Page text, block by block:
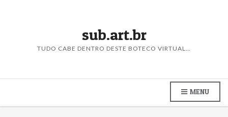
sub.art.br
TUDO CABE DENTRO DESTE BOTECO VIRTUAL…
MENU